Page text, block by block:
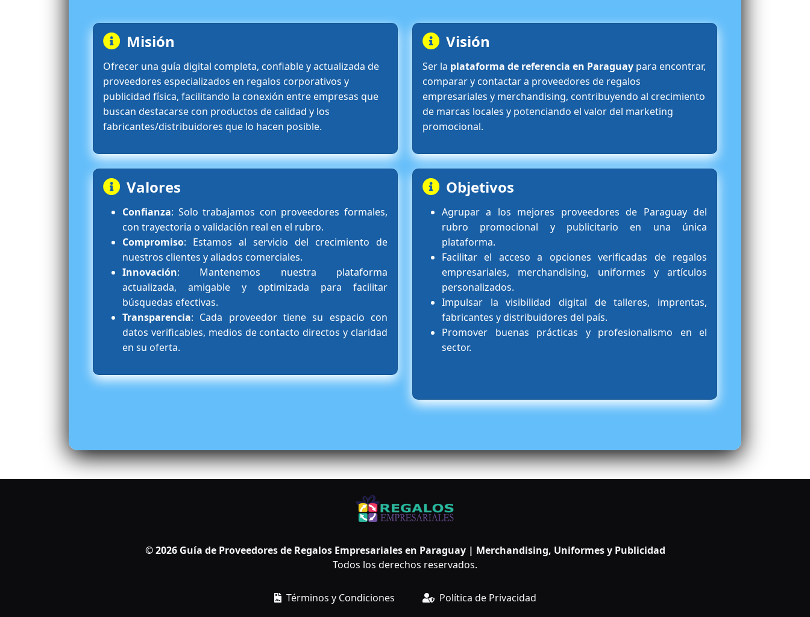
Misión
Ofrecer una guía digital completa, confiable y actualizada de
proveedores especializados en regalos corporativos y
publicidad física, facilitando la conexión entre empresas que
buscan destacarse con productos de calidad y los
fabricantes/distribuidores que lo hacen posible.
Visión
Ser la plataforma de referencia en Paraguay para encontrar,
comparar y contactar a proveedores de regalos
empresariales y merchandising, contribuyendo al crecimiento
de marcas locales y potenciando el valor del marketing
promocional.
Valores
Confianza: Solo trabajamos con proveedores formales,
con trayectoria o validación real en el rubro.
Compromiso: Estamos al servicio del crecimiento de
nuestros clientes y aliados comerciales.
Innovación: Mantenemos nuestra plataforma
actualizada, amigable y optimizada para facilitar
búsquedas efectivas.
Transparencia: Cada proveedor tiene su espacio con
datos verificables, medios de contacto directos y claridad
en su oferta.
Objetivos
Agrupar a los mejores proveedores de Paraguay del
rubro promocional y publicitario en una única
plataforma.
Facilitar el acceso a opciones verificadas de regalos
empresariales, merchandising, uniformes y artículos
personalizados.
Impulsar la visibilidad digital de talleres, imprentas,
fabricantes y distribuidores del país.
Promover buenas prácticas y profesionalismo en el
sector.
© 2026 Guía de Proveedores de Regalos Empresariales en Paraguay | Merchandising, Uniformes y Publicidad
Todos los derechos reservados.
Términos y Condiciones Política de Privacidad